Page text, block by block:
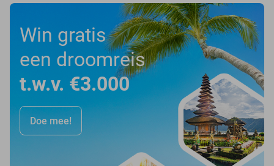
Win gratis
een droomreis
t.w.v. €3.000
Doe mee!